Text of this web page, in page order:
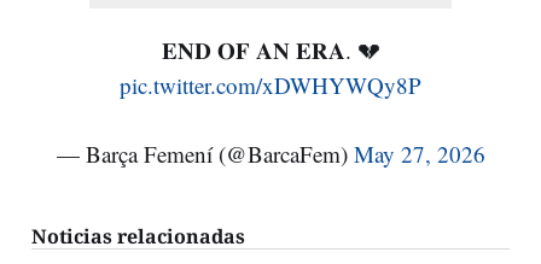
𝐄𝐍𝐃 𝐎𝐅 𝐀𝐍 𝐄𝐑𝐀. 💔
pic.twitter.com/xDWHYWQy8P
— Barça Femení (@BarcaFem) May 27, 2026
Noticias relacionadas